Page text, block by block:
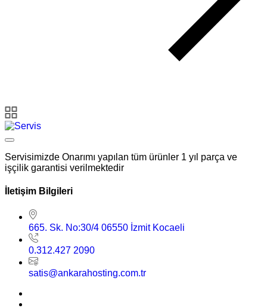
Servisimizde Onarımı yapılan tüm ürünler 1 yıl parça ve
işçilik garantisi verilmektedir
İletişim Bilgileri
665. Sk. No:30/4 06550 İzmit Kocaeli
0.312.427 2090
satis@ankarahosting.com.tr